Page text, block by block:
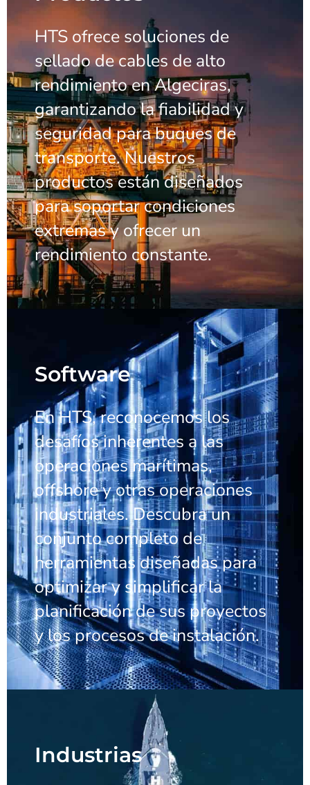
HTS ofrece soluciones de
sellado de cables de alto
rendimiento en Algeciras,
garantizando la fiabilidad y
seguridad para buques de
transporte. Nuestros
productos están diseñados
para soportar condiciones
extremas y ofrecer un
rendimiento constante.
Software
En HTS, reconocemos los
desafíos inherentes a las
operaciones marítimas,
offshore y otras operaciones
industriales. Descubra un
conjunto completo de
herramientas diseñadas para
optimizar y simplificar la
planificación de sus proyectos
y los procesos de instalación.
Industrias